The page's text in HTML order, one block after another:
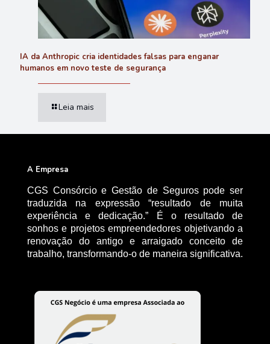
IA da Anthropic cria identidades falsas para enganar
humanos em novo teste de segurança
Leia mais
A Empresa
CGS Consórcio e Gestão de Seguros pode ser
traduzida na expressão “resultado de muita
experiência e dedicação.” É o resultado de
sonhos e projetos empreendedores objetivando a
renovação do antigo e arraigado conceito de
trabalho, transformando-o de maneira significativa.